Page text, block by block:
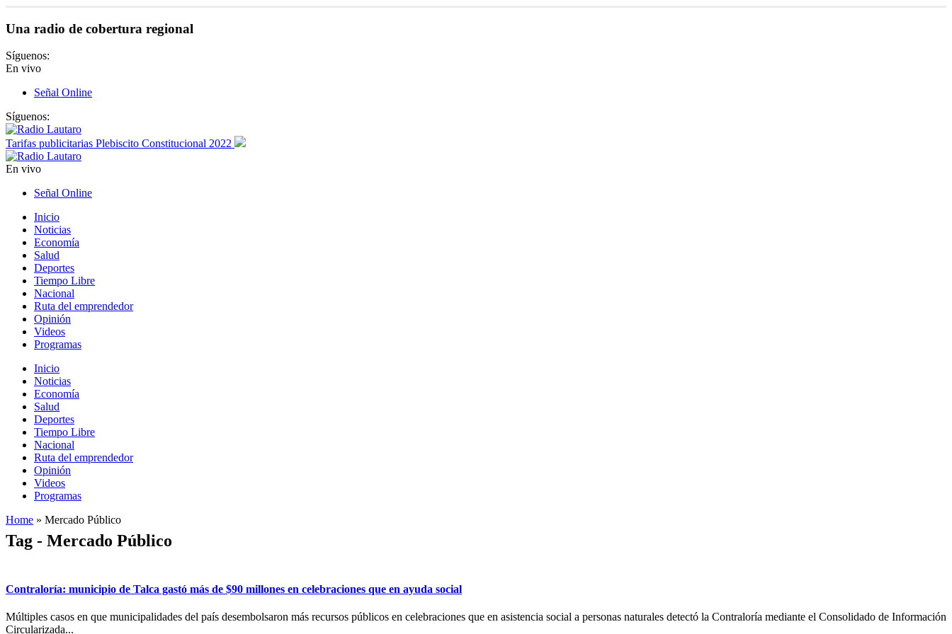
Una radio de cobertura regional
Síguenos:
En vivo
Señal Online
Síguenos:
Tarifas publicitarias Plebiscito Constitucional 2022
En vivo
Señal Online
Inicio
Noticias
Economía
Salud
Deportes
Tiempo Libre
Nacional
Ruta del emprendedor
Opinión
Videos
Programas
Inicio
Noticias
Economía
Salud
Deportes
Tiempo Libre
Nacional
Ruta del emprendedor
Opinión
Videos
Programas
Home » Mercado Público
Tag - Mercado Público
Contraloría: municipio de Talca gastó más de $90 millones en celebraciones que en ayuda social
Múltiples casos en que municipalidades del país desembolsaron más recursos públicos en celebraciones que en asistencia social a personas naturales detectó la Contraloría mediante el Consolidado de Información
Circularizada...